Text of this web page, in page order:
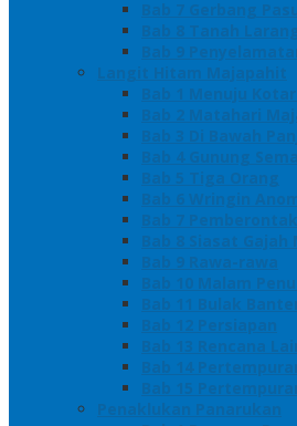
Bab 7 Gerbang
Bab 8 Tanah
Bab 9
Langit Hitam Majapahit
Bab 1 Menuju
Bab 2 Matahari
Bab 3 Di Bawah
Bab 4 Gunung
Bab 5 Tiga Orang
Bab 6 Wringin
Bab 7
Bab 8 Siasat Gajah
Bab 9 Rawa-rawa
Bab 10 Malam
Bab 11 Bulak
Bab 12 Persiapan
Bab 13 Rencana
Bab 14
Bab 15
Penaklukan Panarukan